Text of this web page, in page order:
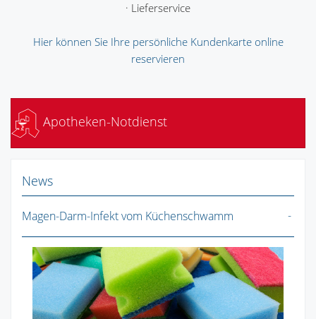
· Lieferservice
Hier können Sie Ihre persönliche Kundenkarte online
reservieren
Apotheken-Notdienst
News
Magen-Darm-Infekt vom Küchenschwamm